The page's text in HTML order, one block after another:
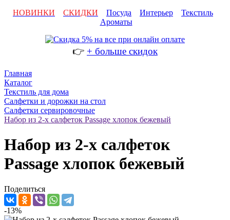
НОВИНКИ
СКИДКИ Посуда Интерьер
Текстиль
Ароматы
👉 + больше скидок
Главная
Каталог
Текстиль для дома
Салфетки и дорожки на стол
Салфетки сервировочные
Набор из 2-х салфеток Passage хлопок бежевый
Набор из 2-х салфеток
Passage хлопок бежевый
Поделиться
-13%